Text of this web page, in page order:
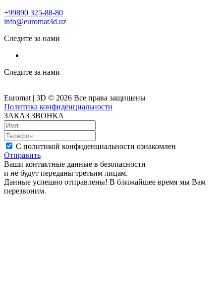
+99890 325-88-80
info@euromat3d.uz
Следите за нами
Следите за нами
Euromat | 3D © 2026 Все права защищены
Политика конфиденциальности
ЗАКАЗ ЗВОНКА
С политикой конфиденциальности ознакомлен
Отправить
Ваши контактные данные в безопасности
и не будут переданы третьим лицам.
Данные успешно отправлены! В ближайшее время мы Вам
перезвоним.